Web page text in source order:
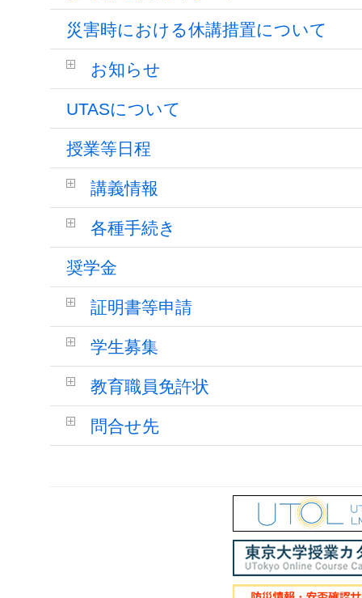
災害時における休講措置について
お知らせ
UTASについて
授業等日程
講義情報
各種手続き
奨学金
証明書等申請
学生募集
教育職員免許状
問合せ先